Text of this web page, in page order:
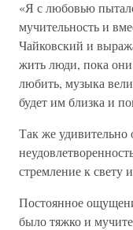
«Я с любовью
мучительность и
Чайковский и
жить люди, пока они
любить, музыка
будет им близка и
Так же удивительно
стремление к свету
Постоянное
было тяжко и